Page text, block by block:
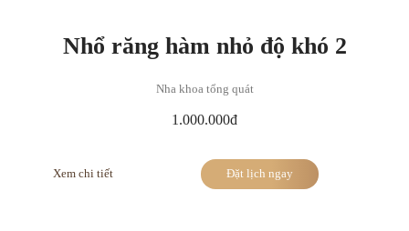
Nhổ răng hàm nhỏ độ khó 2
Nha khoa tổng quát
1.000.000đ
Xem chi tiết Đặt lịch ngay